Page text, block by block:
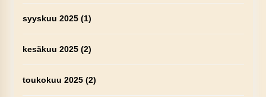
syyskuu 2025(1)
kesäkuu 2025(2)
toukokuu 2025(2)